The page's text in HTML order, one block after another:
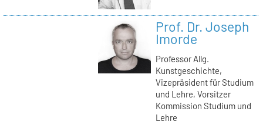
Prof. Dr. Joseph
Imorde
Professor Allg.
Kunstgeschichte,
Vizepräsident für Studium
und Lehre, Vorsitzer
Kommission Studium und
Lehre